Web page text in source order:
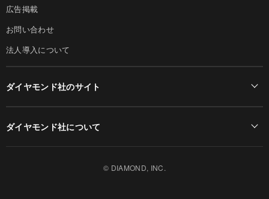
広告掲載
お問い合わせ
法人導入について
ダイヤモンド社のサイト
ダイヤモンド社について
© DIAMOND, INC.